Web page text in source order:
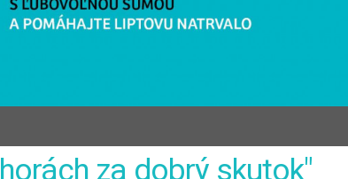
za dobrý skutok"